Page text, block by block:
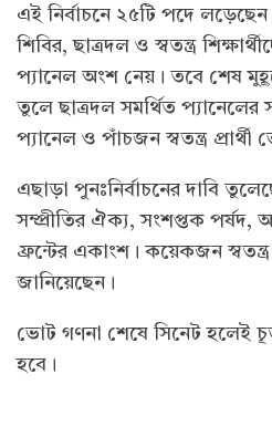
এই নির্বাচনে ২৫টি পদে লড়েছেন
শিবির, ছাত্রদল ও স্বতন্ত্র
প্যানেল অংশ নেয়। তবে শেষ
তুলে ছাত্রদল সমর্থিত প্যানেলের
প্যানেল ও পাঁচজন স্বতন্ত্র
এছাড়া পুনঃনির্বাচনের দাবি
সম্প্রীতির ঐক্য, সংশপ্তক পর্ষদ,
ফ্রন্টের একাংশ। কয়েকজন স্বতন্ত্র
জানিয়েছেন।
ভোট গণনা শেষে সিনেট হলেই
হবে।